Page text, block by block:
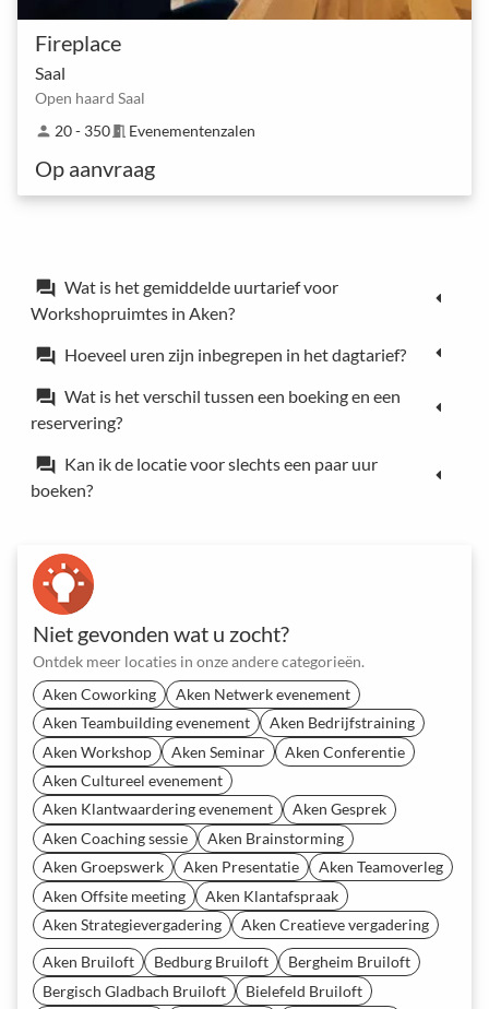
Fireplace
Saal
Open haard Saal
person 20 - 350meeting_room Evenementenzalen
Op aanvraag
forum Wat is het gemiddelde uurtarief voor
Workshopruimtes in Aken?
forum Hoeveel uren zijn inbegrepen in het dagtarief?
forum Wat is het verschil tussen een boeking en een
reservering?
forum Kan ik de locatie voor slechts een paar uur
boeken?
Niet gevonden wat u zocht?
Ontdek meer locaties in onze andere categorieën.
Aken Coworking
Aken Netwerk evenement
Aken Teambuilding evenement
Aken Bedrijfstraining
Aken Workshop
Aken Seminar
Aken Conferentie
Aken Cultureel evenement
Aken Klantwaardering evenement
Aken Gesprek
Aken Coaching sessie
Aken Brainstorming
Aken Groepswerk
Aken Presentatie
Aken Teamoverleg
Aken Offsite meeting
Aken Klantafspraak
Aken Strategievergadering
Aken Creatieve vergadering
Aken Bruiloft Bedburg Bruiloft
Bergheim Bruiloft
Bergisch Gladbach Bruiloft
Bielefeld Bruiloft